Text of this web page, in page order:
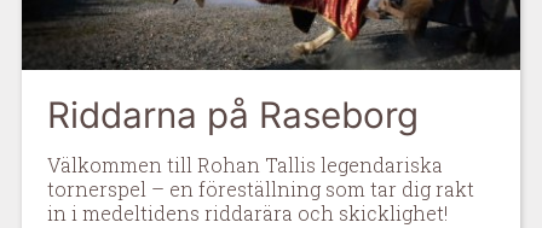
Riddarna på Raseborg
Välkommen till Rohan Tallis legendariska
tornerspel – en föreställning som tar dig rakt
in i medeltidens riddarära och skicklighet!